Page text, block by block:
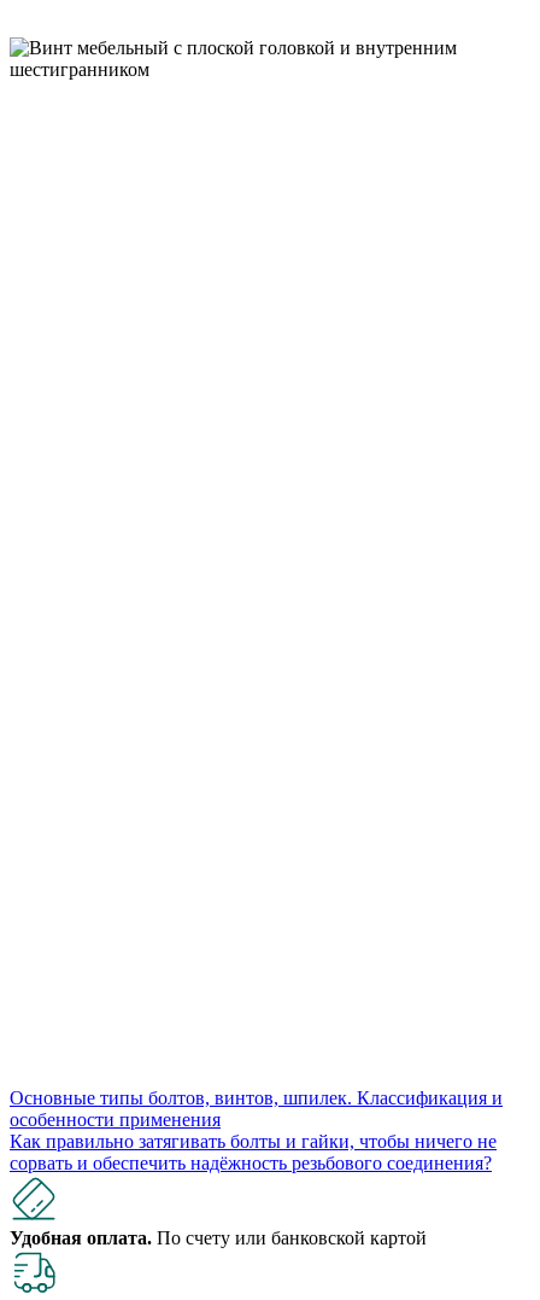
Основные типы болтов, винтов, шпилек. Классификация и
особенности применения
Как правильно затягивать болты и гайки, чтобы ничего не
сорвать и обеспечить надёжность резьбового соединения?
Удобная оплата. По счету или банковской картой